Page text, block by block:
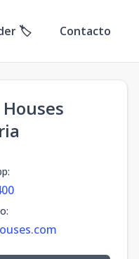
🏷️ Contacto
:
: